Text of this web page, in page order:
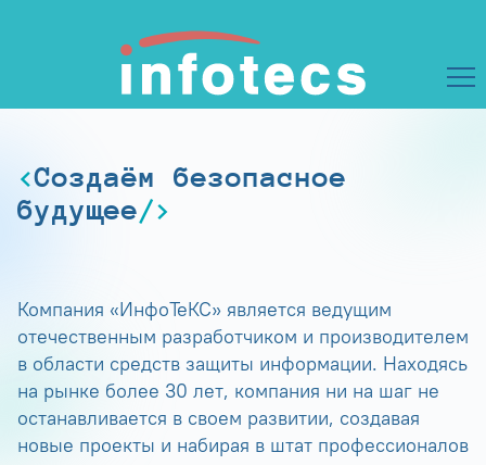
Создаём безопасное
будущее
Компания «ИнфоТеКС» является ведущим
отечественным разработчиком и производителем
в области средств защиты информации. Находясь
на рынке более 30 лет, компания ни на шаг не
останавливается в своем развитии, создавая
новые проекты и набирая в штат профессионалов